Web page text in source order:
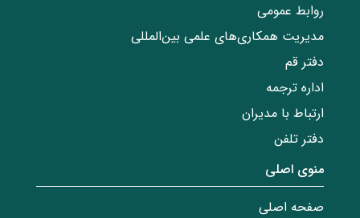
روابط عمومی
مدیریت همکاری‌های علمی بین‌المللی
دفتر قم
اداره ترجمه
ارتباط با مدیران
دفتر تلفن
منوی اصلی
صفحه اصلی